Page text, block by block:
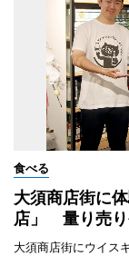
食べる
大須商店街に
店」 量り売り
大須商店街にウイス